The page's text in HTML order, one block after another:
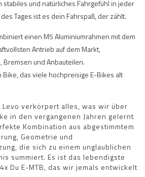
stabiles und natürliches Fahrgefühl in jeder
Tages ist es dein Fahrspaß, der zählt.
einen M5 Aluminiumrahmen mit dem
Antrieb auf dem Markt,
und Anbauteilen.
das viele hochpreisige E-Bikes alt
Levo verkörpert alles, was wir über
in den vergangenen Jahren gelernt
Kombination aus abgestimmtem
Geometrie und
die sich zu einem unglaublichen
summiert. Es ist das lebendigste
Du E-MTB, das wir jemals entwickelt